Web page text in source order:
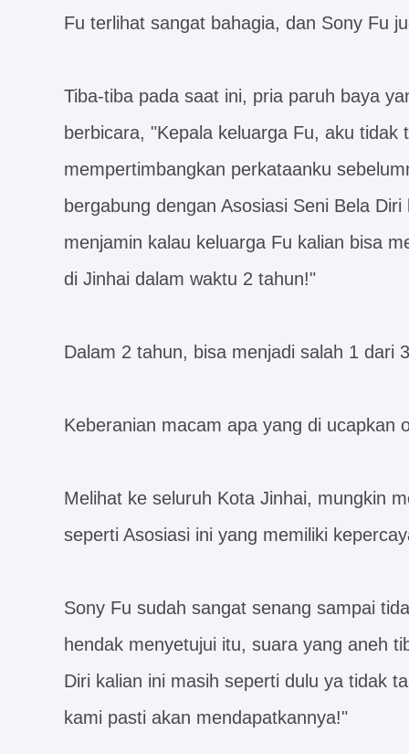
Fu terlihat sangat bahagia, dan Sony Fu
Tiba-tiba pada saat ini, pria paruh baya
berbicara, "Kepala keluarga Fu, aku tidak
mempertimbangkan perkataanku
bergabung dengan Asosiasi Seni Bela
menjamin kalau keluarga Fu kalian bisa
di Jinhai dalam waktu 2 tahun!"
Dalam 2 tahun, bisa menjadi salah 1 dari
Keberanian macam apa yang di ucapkan
Melihat ke seluruh Kota Jinhai, mungkin
seperti Asosiasi ini yang memiliki
Sony Fu sudah sangat senang sampai
hendak menyetujui itu, suara yang aneh
Diri kalian ini masih seperti dulu ya tidak
kami pasti akan mendapatkannya!"